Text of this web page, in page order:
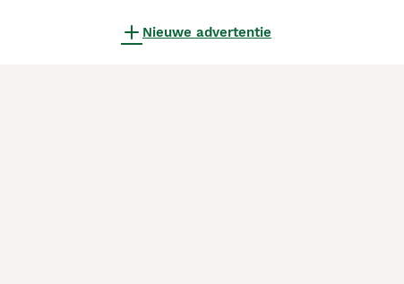
Nieuwe advertentie